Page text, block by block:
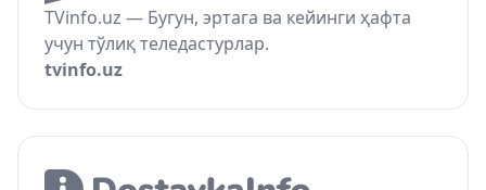
TVinfo.uz — Бугун, эртага ва кейинги ҳафта
учун тўлиқ теледастурлар.
tvinfo.uz